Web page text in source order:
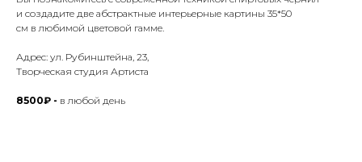
и создадите две абстрактные интерьерные картины 35*50
см в любимой цветовой гамме.
Адрес: ул. Рубинштейна, 23,
Творческая студия Артиста
8500₽ - в любой день